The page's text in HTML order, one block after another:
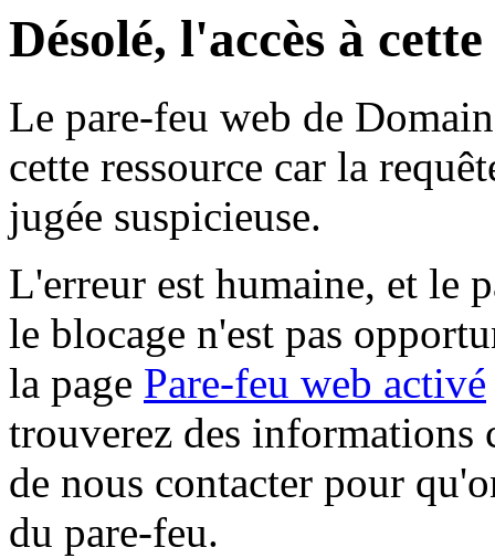
Désolé, l'accès à
Le pare-feu web de
cette ressource car la
jugée suspicieuse.
L'erreur est humaine, et le
le blocage n'est pas
la page Pare-feu web activé
trouverez des informations
de nous contacter pour
du pare-feu.